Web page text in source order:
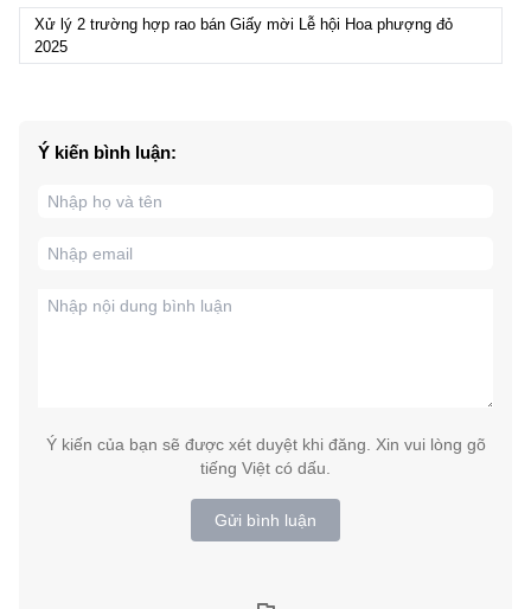
Xử lý 2 trường hợp rao bán Giấy mời Lễ hội Hoa phượng đỏ
2025
Ý kiến bình luận:
Ý kiến của bạn sẽ được xét duyệt khi đăng. Xin vui lòng gõ
tiếng Việt có dấu.
Gửi bình luận